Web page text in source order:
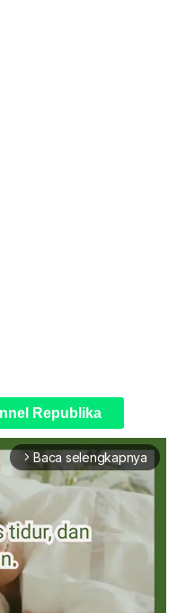
Republika
arrow_forward_ios Baca selengkapnya